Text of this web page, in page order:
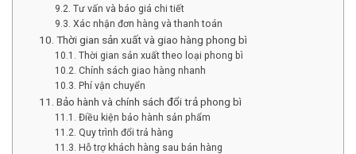
9.2. Tư vấn và báo giá chi tiết
9.3. Xác nhận đơn hàng và thanh toán
10. Thời gian sản xuất và giao hàng phong bì
10.1. Thời gian sản xuất theo loại phong bì
10.2. Chính sách giao hàng nhanh
10.3. Phí vận chuyển
11. Bảo hành và chính sách đổi trả phong bì
11.1. Điều kiện bảo hành sản phẩm
11.2. Quy trình đổi trả hàng
11.3. Hỗ trợ khách hàng sau bán hàng